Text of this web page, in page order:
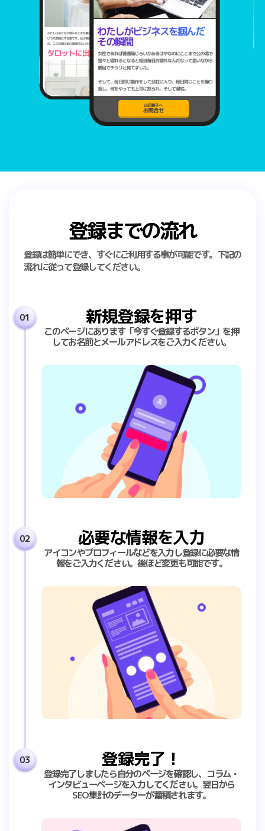
登録までの流れ
登録は簡単にでき、すぐにご利用する事が可能です。下記の
流れに従って登録してください。
新規登録を押す
このページにあります「今すぐ登録するボタン」を押
してお名前とメールアドレスをご入力ください。
01
必要な情報を入力
アイコンやプロフィールなどを入力し登録に必要な情
報をご入力ください。後ほど変更も可能です。
02
登録完了！
登録完了しましたら自分のページを確認し、コラム・
インタビューページを入力してください。翌日から
SEO集計のデーターが蓄積されます。
03